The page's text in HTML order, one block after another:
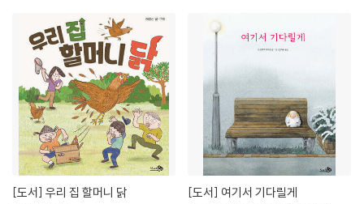
[도서] 우리 집 할머니 닭 [도서] 여기서 기다릴게